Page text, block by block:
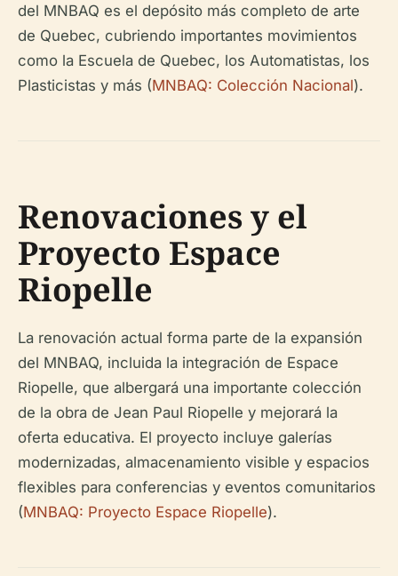
del MNBAQ es el depósito más completo de arte
de Quebec, cubriendo importantes movimientos
como la Escuela de Quebec, los Automatistas, los
Plasticistas y más (MNBAQ: Colección Nacional).
Renovaciones y el
Proyecto Espace
Riopelle
La renovación actual forma parte de la expansión
del MNBAQ, incluida la integración de Espace
Riopelle, que albergará una importante colección
de la obra de Jean Paul Riopelle y mejorará la
oferta educativa. El proyecto incluye galerías
modernizadas, almacenamiento visible y espacios
flexibles para conferencias y eventos comunitarios
(MNBAQ: Proyecto Espace Riopelle).